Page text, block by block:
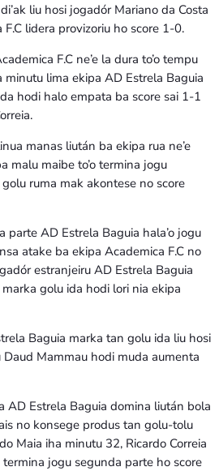
liu hosi jogadór Mariano da Costa
lidera provizoriu ho score 1-0.
F.C ne’e la dura to’o tempu
lima ekipa AD Estrela Baguia
hodi halo empata ba score sai 1-1
manas liután ba ekipa rua ne’e
malu maibe to’o termina jogu
ruma mak akontese no score
parte AD Estrela Baguia hala’o jogu
atake ba ekipa Academica F.C no
estranjeiru AD Estrela Baguia
golu ida hodi lori nia ekipa
Baguia marka tan golu ida liu hosi
Mammau hodi muda aumenta
AD Estrela Baguia domina liután bola
no konsege produs tan golu-tolu
Maia iha minutu 32, Ricardo Correia
jogu segunda parte ho score